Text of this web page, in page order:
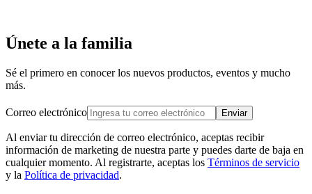
Únete a la familia
Sé el primero en conocer los nuevos productos, eventos y mucho
más.
Correo electrónico Enviar
Al enviar tu dirección de correo electrónico, aceptas recibir
información de marketing de nuestra parte y puedes darte de baja en
cualquier momento. Al registrarte, aceptas los Términos de servicio
y la Política de privacidad.